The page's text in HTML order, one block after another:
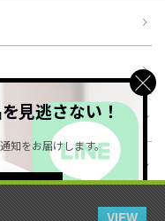
VIEW
見逃さない！
知をお届けします。
＞